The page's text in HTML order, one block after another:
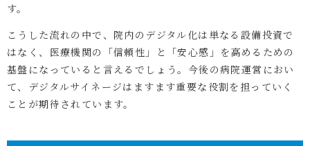
す。
こうした流れの中で、院内のデジタル化は単なる設備投資で
はなく、医療機関の「信頼性」と「安心感」を高めるための
基盤になっていると言えるでしょう。今後の病院運営におい
て、デジタルサイネージはますます重要な役割を担っていく
ことが期待されています。